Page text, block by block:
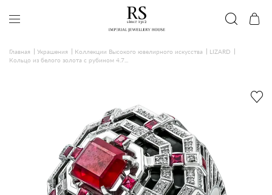
Главная Украшения Коллекции Высокого ювелирного искусства
LIZARD
Кольцо из белого золота с рубином 4.7...